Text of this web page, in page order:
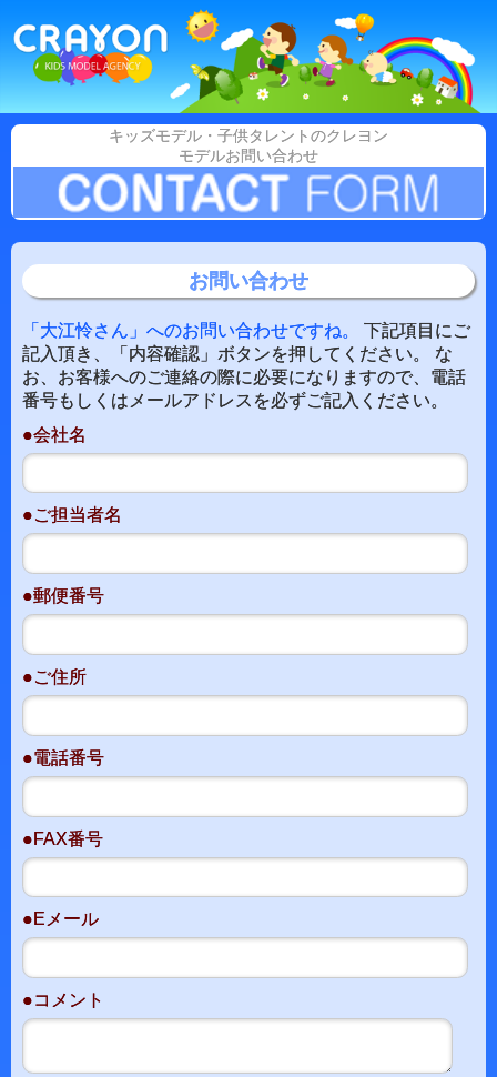
キッズモデル・子供タレントのクレヨン
モデルお問い合わせ
お問い合わせ
「大江怜さん」へのお問い合わせですね。
下記項目にご
記入頂き、「内容確認」ボタンを押してください。 な
お、お客様へのご連絡の際に必要になりますので、電話
番号もしくはメールアドレスを必ずご記入ください。
●会社名
●ご担当者名
●郵便番号
●ご住所
●電話番号
●FAX番号
●Eメール
●コメント